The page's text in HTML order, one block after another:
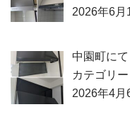
2026年6月
中園町にて
カテゴリー
2026年4月